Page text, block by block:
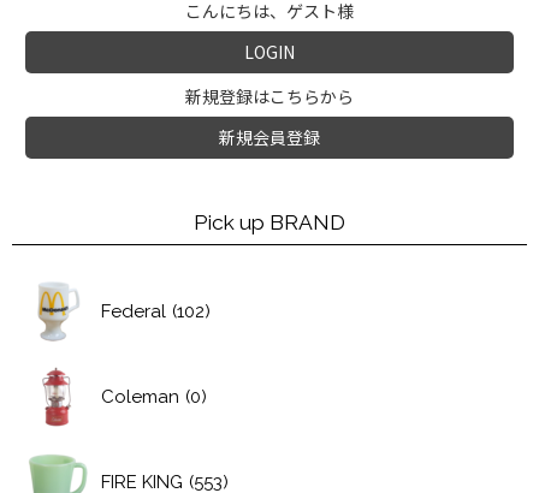
こんにちは、ゲスト様
LOGIN
新規登録はこちらから
新規会員登録
Pick up BRAND
Federal (102)
Coleman (0)
FIRE KING (553)